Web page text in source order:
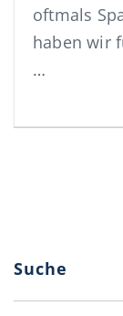
oftmals
haben wir
…
Suche